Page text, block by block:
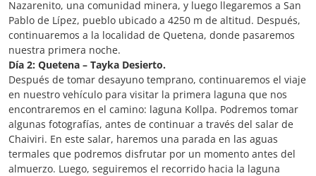
Nazarenito, una comunidad minera, y luego llegaremos a San
Pablo de Lípez, pueblo ubicado a 4250 m de altitud. Después,
continuaremos a la localidad de Quetena, donde pasaremos
nuestra primera noche.
Día 2: Quetena – Tayka Desierto.
Después de tomar desayuno temprano, continuaremos el viaje
en nuestro vehículo para visitar la primera laguna que nos
encontraremos en el camino: laguna Kollpa. Podremos tomar
algunas fotografías, antes de continuar a través del salar de
Chaiviri. En este salar, haremos una parada en las aguas
termales que podremos disfrutar por un momento antes del
almuerzo. Luego, seguiremos el recorrido hacia la laguna